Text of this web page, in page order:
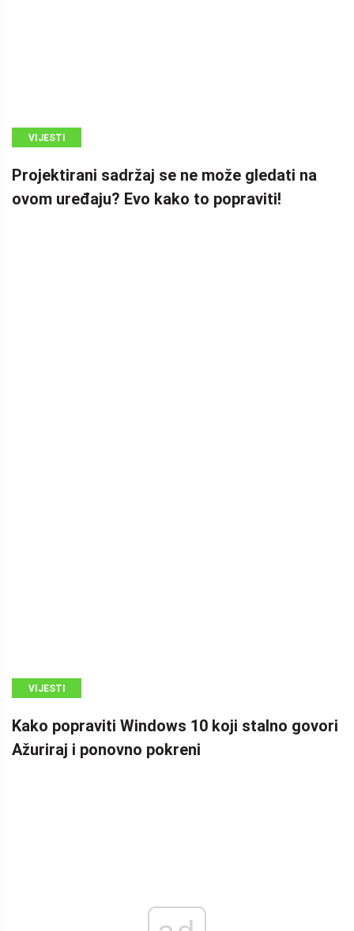
VIJESTI
Projektirani sadržaj se ne može gledati na
ovom uređaju? Evo kako to popraviti!
VIJESTI
Kako popraviti Windows 10 koji stalno govori
Ažuriraj i ponovno pokreni